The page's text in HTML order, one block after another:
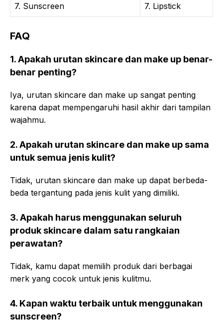
7. Sunscreen 7. Lipstick
FAQ
1. Apakah urutan skincare dan make up benar-
benar penting?
Iya, urutan skincare dan make up sangat penting
karena dapat mempengaruhi hasil akhir dari tampilan
wajahmu.
2. Apakah urutan skincare dan make up sama
untuk semua jenis kulit?
Tidak, urutan skincare dan make up dapat berbeda-
beda tergantung pada jenis kulit yang dimiliki.
3. Apakah harus menggunakan seluruh
produk skincare dalam satu rangkaian
perawatan?
Tidak, kamu dapat memilih produk dari berbagai
merk yang cocok untuk jenis kulitmu.
4. Kapan waktu terbaik untuk menggunakan
sunscreen?